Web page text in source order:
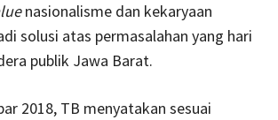
nasionalisme dan kekaryaan
solusi atas permasalahan yang hari
publik Jawa Barat.
2018, TB menyatakan sesuai